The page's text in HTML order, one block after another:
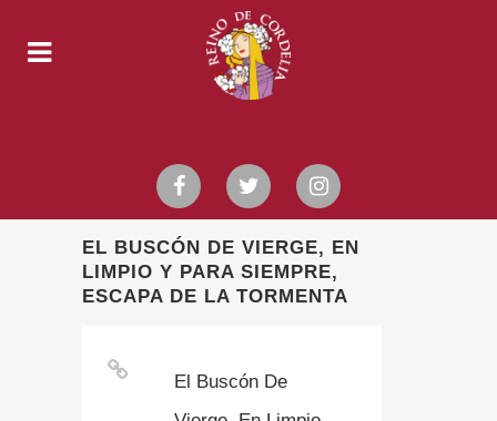
EL BUSCÓN DE VIERGE, EN
LIMPIO Y PARA SIEMPRE,
ESCAPA DE LA TORMENTA
El Buscón De